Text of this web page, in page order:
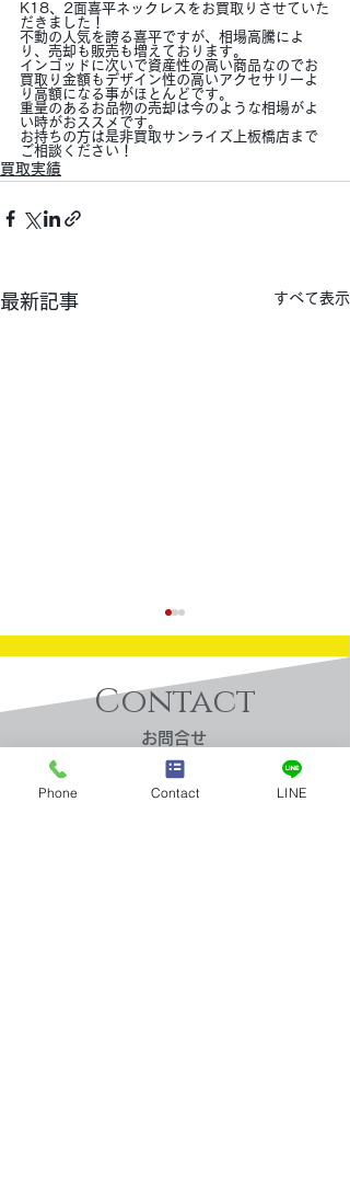
K18、2面喜平ネックレスをお買取りさせていた
だきました！
不動の人気を誇る喜平ですが、相場高騰によ
り、売却も販売も増えております。
インゴッドに次いで資産性の高い商品なのでお
買取り金額もデザイン性の高いアクセサリーよ
り高額になる事がほとんどです。
重量のあるお品物の売却は今のような相場がよ
い時がおススメです。
お持ちの方は是非買取サンライズ上板橋店まで
ご相談ください！
買取実績
最新記事 すべて表示
買取実績：万年筆の先端
Contact
​お問合せ
お問合せはお電話またはメールに
Phone Contact LINE